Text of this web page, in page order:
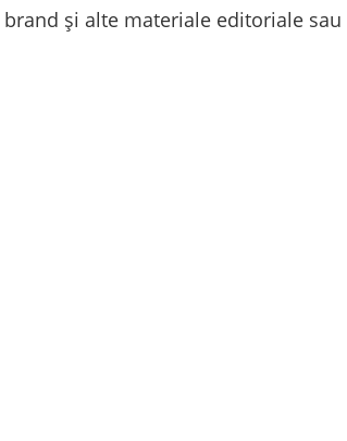
și alte materiale editoriale